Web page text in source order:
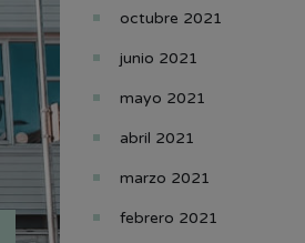
octubre 2021
junio 2021
mayo 2021
abril 2021
marzo 2021
febrero 2021